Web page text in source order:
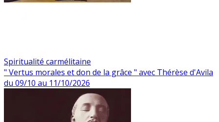
Spiritualité carmélitaine
" Vertus morales et don de la grâce " avec Thérèse d'Avila
du 09/10 au 11/10/2026